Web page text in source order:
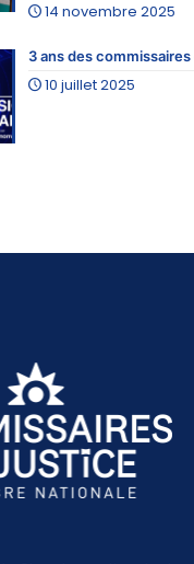
14 novembre 2025
3 ans des
10 juillet 2025